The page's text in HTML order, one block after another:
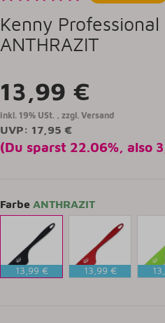
Kenny
ANTHRAZIT
13,99 €
inkl. 19% USt. , zzgl. Versand
UVP: 17,95 €
(Du sparst 22.06%, also
Farbe ANTHRAZIT
13,99 € 13,99 €